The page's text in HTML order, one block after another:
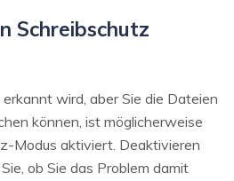
Schreibschutz
wird, aber Sie die Dateien
können, ist möglicherweise
Modus aktiviert. Deaktivieren
ob Sie das Problem damit